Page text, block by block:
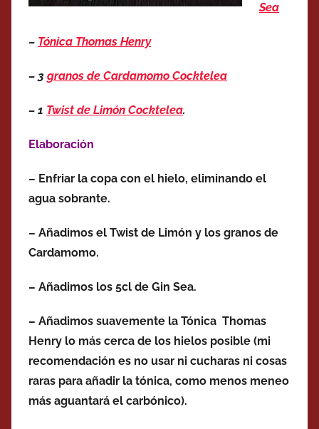
Sea
– Tónica Thomas Henry
– 3 granos de Cardamomo Cocktelea
– 1 Twist de Limón Cocktelea.
Elaboración
– Enfriar la copa con el hielo, eliminando el
agua sobrante.
– Añadimos el Twist de Limón y los granos de
Cardamomo.
– Añadimos los 5cl de Gin Sea.
– Añadimos suavemente la Tónica Thomas
Henry lo más cerca de los hielos posible (mi
recomendación es no usar ni cucharas ni cosas
raras para añadir la tónica, como menos meneo
más aguantará el carbónico).